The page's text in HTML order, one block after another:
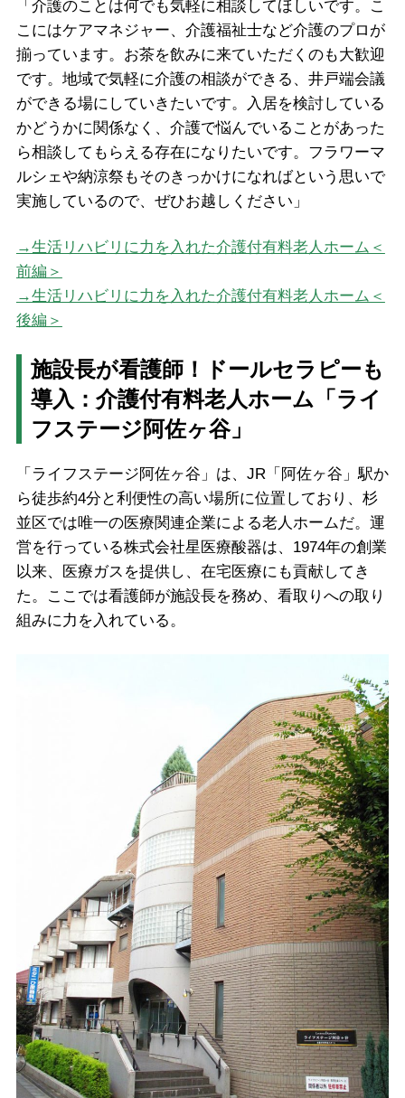
「介護のことは何でも気軽に相談してほしいです。こ
こにはケアマネジャー、介護福祉士など介護のプロが
揃っています。お茶を飲みに来ていただくのも大歓迎
です。地域で気軽に介護の相談ができる、井戸端会議
ができる場にしていきたいです。入居を検討している
かどうかに関係なく、介護で悩んでいることがあった
ら相談してもらえる存在になりたいです。フラワーマ
ルシェや納涼祭もそのきっかけになればという思いで
実施しているので、ぜひお越しください」
→生活リハビリに力を入れた介護付有料老人ホーム＜
前編＞
→生活リハビリに力を入れた介護付有料老人ホーム＜
後編＞
施設長が看護師！ドールセラピーも
導入：介護付有料老人ホーム「ライ
フステージ阿佐ヶ谷」
「ライフステージ阿佐ヶ谷」は、JR「阿佐ヶ谷」駅か
ら徒歩約4分と利便性の高い場所に位置しており、杉
並区では唯一の医療関連企業による老人ホームだ。運
営を行っている株式会社星医療酸器は、1974年の創業
以来、医療ガスを提供し、在宅医療にも貢献してき
た。ここでは看護師が施設長を務め、看取りへの取り
組みに力を入れている。